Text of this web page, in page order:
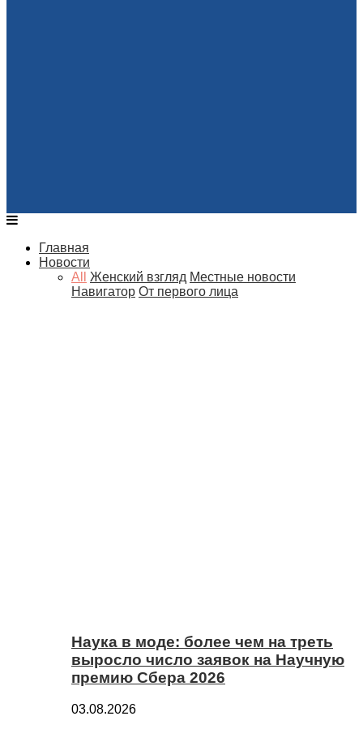
Главная
Новости
All
Женский взгляд Местные новости
Навигатор От первого лица
Наука в моде: более чем на треть
выросло число заявок на Научную
премию Сбера 2026
03.08.2026